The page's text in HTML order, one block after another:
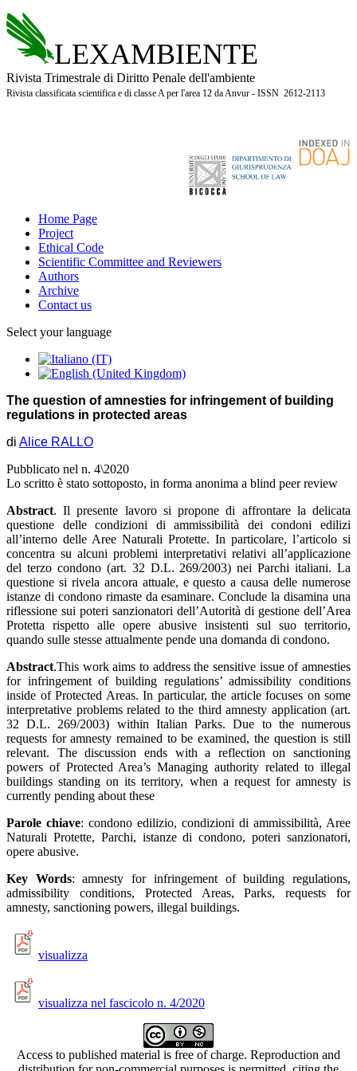
LEXAMBIENTE
Rivista Trimestrale di Diritto Penale dell'ambiente
Rivista classificata scientifica e di classe A per l'area 12 da Anvur - ISSN 2612-2113
Home Page
Project
Ethical Code
Scientific Committee and Reviewers
Authors
Archive
Contact us
Select your language
The question of amnesties for infringement of building
regulations in protected areas
di Alice RALLO
Pubblicato nel n. 4\2020
Lo scritto è stato sottoposto, in forma anonima a blind peer review
Abstract. Il presente lavoro si propone di affrontare la delicata
questione delle condizioni di ammissibilità dei condoni edilizi
all’interno delle Aree Naturali Protette. In particolare, l’articolo si
concentra su alcuni problemi interpretativi relativi all’applicazione
del terzo condono (art. 32 D.L. 269/2003) nei Parchi italiani. La
questione si rivela ancora attuale, e questo a causa delle numerose
istanze di condono rimaste da esaminare. Conclude la disamina una
riflessione sui poteri sanzionatori dell’Autorità di gestione dell’Area
Protetta rispetto alle opere abusive insistenti sul suo territorio,
quando sulle stesse attualmente pende una domanda di condono.
Abstract.This work aims to address the sensitive issue of amnesties
for infringement of building regulations’ admissibility conditions
inside of Protected Areas. In particular, the article focuses on some
interpretative problems related to the third amnesty application (art.
32 D.L. 269/2003) within Italian Parks. Due to the numerous
requests for amnesty remained to be examined, the question is still
relevant. The discussion ends with a reflection on sanctioning
powers of Protected Area’s Managing authority related to illegal
buildings standing on its territory, when a request for amnesty is
currently pending about these
Parole chiave: condono edilizio, condizioni di ammissibilità, Aree
Naturali Protette, Parchi, istanze di condono, poteri sanzionatori,
opere abusive.
Key Words: amnesty for infringement of building regulations,
admissibility conditions, Protected Areas, Parks, requests for
amnesty, sanctioning powers, illegal buildings.
visualizza
visualizza nel fascicolo n. 4/2020
Access to published material is free of charge. Reproduction and